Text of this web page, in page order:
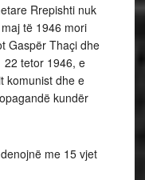
Rrepishti nuk
të 1946 mori
Gaspër Thaçi dhe
tetor 1946, e
komunist dhe e
kundër
me 15 vjet